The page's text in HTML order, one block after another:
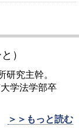
）
研究主幹。
学法学部卒
＞＞もっと読む